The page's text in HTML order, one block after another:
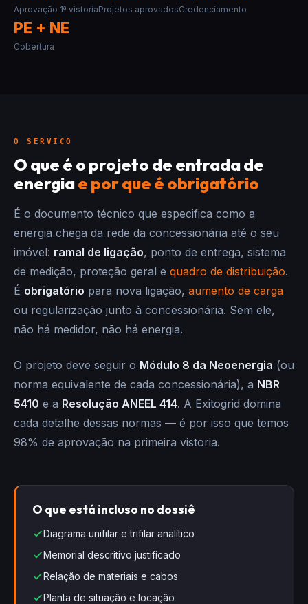
Aprovação 1ª vistoriaProjetos aprovadosCredenciamento
PE + NE
Cobertura
O SERVIÇO
O que é o projeto de entrada de
energiae por que é obrigatório
É o documento técnico que especifica como a
energia chega da rede da concessionária até o seu
imóvel: ramal de ligação, ponto de entrega, sistema
de medição, proteção geral e quadro de distribuição.
É obrigatório para nova ligação, aumento de carga
ou regularização junto à concessionária. Sem ele,
não há medidor, não há energia.
O projeto deve seguir o Módulo 8 da Neoenergia (ou
norma equivalente de cada concessionária), a NBR
5410 e a Resolução ANEEL 414. A Exitogrid domina
cada detalhe dessas normas — é por isso que temos
98% de aprovação na primeira vistoria.
O que está incluso no dossiê
Diagrama unifilar e trifilar analítico
Memorial descritivo justificado
Relação de materiais e cabos
Planta de situação e locação